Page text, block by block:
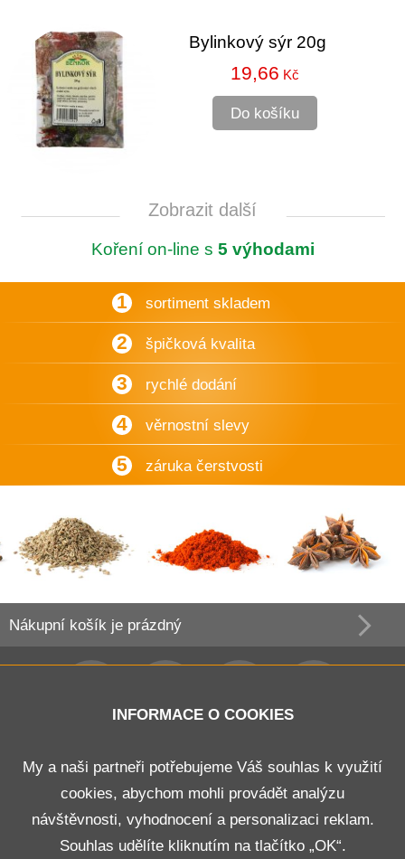
Bylinkový sýr 20g
19,66 Kč
Do košíku
Zobrazit další
Koření on-line s 5 výhodami
1 sortiment skladem
2 špičková kvalita
3 rychlé dodání
4 věrnostní slevy
5 záruka čerstvosti
Nákupní košík je prázdný
Obchodní podmínky
Doprava a platba
Odstoupení od smlouvy
INFORMACE O COOKIES
My a naši partneři potřebujeme Váš souhlas k využití
cookies, abychom mohli provádět analýzu
návštěvnosti, vyhodnocení a personalizaci reklam.
Souhlas udělíte kliknutím na tlačítko „OK“.